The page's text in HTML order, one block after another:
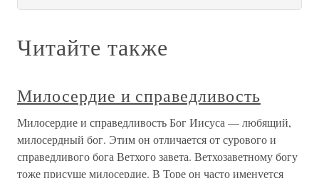
Читайте также
Милосердие и справедливость
Милосердие и справедливость Бог Иисуса — любящий,
милосердный бог. Этим он отличается от сурового и
справедливого бога Ветхого завета. Ветхозаветному богу
тоже присуще милосердие. В Торе он часто именуется